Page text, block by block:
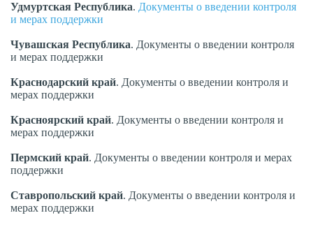
Удмуртская Республика. Документы о введении контроля
и мерах поддержки
Чувашская Республика. Документы о введении контроля
и мерах поддержки
Краснодарский край. Документы о введении контроля и
мерах поддержки
Красноярский край. Документы о введении контроля и
мерах поддержки
Пермский край. Документы о введении контроля и мерах
поддержки
Ставропольский край. Документы о введении контроля и
мерах поддержки